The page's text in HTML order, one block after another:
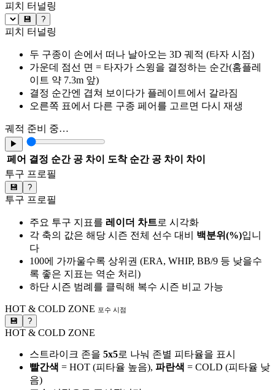
피치 터널링
💾 ?
피치 터널링
두 구종이 손에서 떠나 날아오는 3D 궤적 (타자 시점)
가운데 점선 면 = 타자가 스윙을 결정하는 순간(홈플레
이트 약 7.3m 앞)
결정 순간엔 겹쳐 보이다가 플레이트에서 갈라짐
오른쪽 표에서 다른 구종 페어를 고르면 다시 재생
궤적 준비 중…
▶
페어 결정 순간 공 차이 도착 순간 공 차이
차이
투구 프로필
💾 ?
투구 프로필
주요 투구 지표를 레이더 차트로 시각화
각 축의 값은 해당 시즌 전체 선수 대비 백분위(%)입니
다
100에 가까울수록 상위권 (ERA, WHIP, BB/9 등 낮을수
록 좋은 지표는 역순 처리)
하단 시즌 범례를 클릭해 복수 시즌 비교 가능
HOT & COLD ZONE 포수 시점
💾 ?
HOT & COLD ZONE
스트라이크 존을 5x5로 나눠 존별 피타율을 표시
빨간색 = HOT (피타율 높음), 파란색 = COLD (피타율 낮
음)